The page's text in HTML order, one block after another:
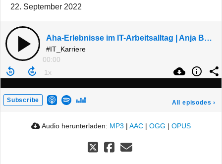
22. September 2022
Aha-Erlebnisse im IT-Arbeitsalltag | Anja Bethge
#IT_Karriere
00:00
Subscribe All episodes ›
Audio herunterladen: MP3 | AAC | OGG | OPUS